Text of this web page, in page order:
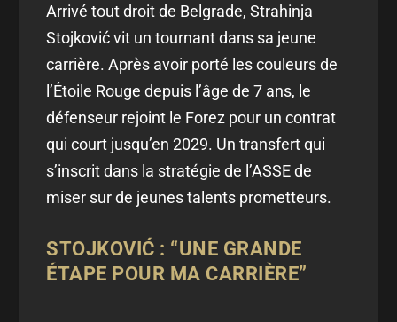
Arrivé tout droit de Belgrade, Strahinja
Stojković vit un tournant dans sa jeune
carrière. Après avoir porté les couleurs de
l’Étoile Rouge depuis l’âge de 7 ans, le
défenseur rejoint le Forez pour un contrat
qui court jusqu’en 2029. Un transfert qui
s’inscrit dans la stratégie de l’ASSE de
miser sur de jeunes talents prometteurs.
STOJKOVIĆ : “UNE GRANDE
ÉTAPE POUR MA CARRIÈRE”